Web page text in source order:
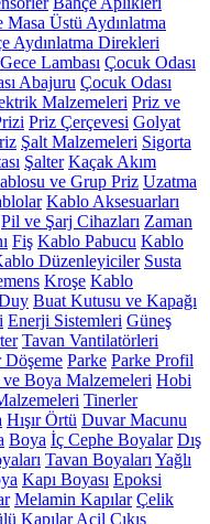
Masa Üstü Aydınlatma
Aydınlatma Direkleri
Lambası Çocuk Odası
Abajuru Çocuk Odası
Malzemeleri Priz ve
Priz Çerçevesi Golyat
Şalt Malzemeleri Sigorta
Şalter Kaçak Akım
ve Grup Priz Uzatma
Kablo Aksesuarları
Pil ve Şarj Cihazları Zaman
Fiş Kablo Pabucu Kablo
Düzenleyiciler Susta
Kroşe Kablo
Buat Kutusu ve Kapağı
Enerji Sistemleri Güneş
Tavan Vantilatörleri
Döşeme Parke Parke Profil
Boya Malzemeleri Hobi
Tinerler
Hışır Örtü Duvar Macunu
Boya İç Cephe Boyalar Dış
Tavan Boyaları Yağlı
Kapı Boyası Epoksi
Melamin Kapılar Çelik
Kapılar Acil Çıkış